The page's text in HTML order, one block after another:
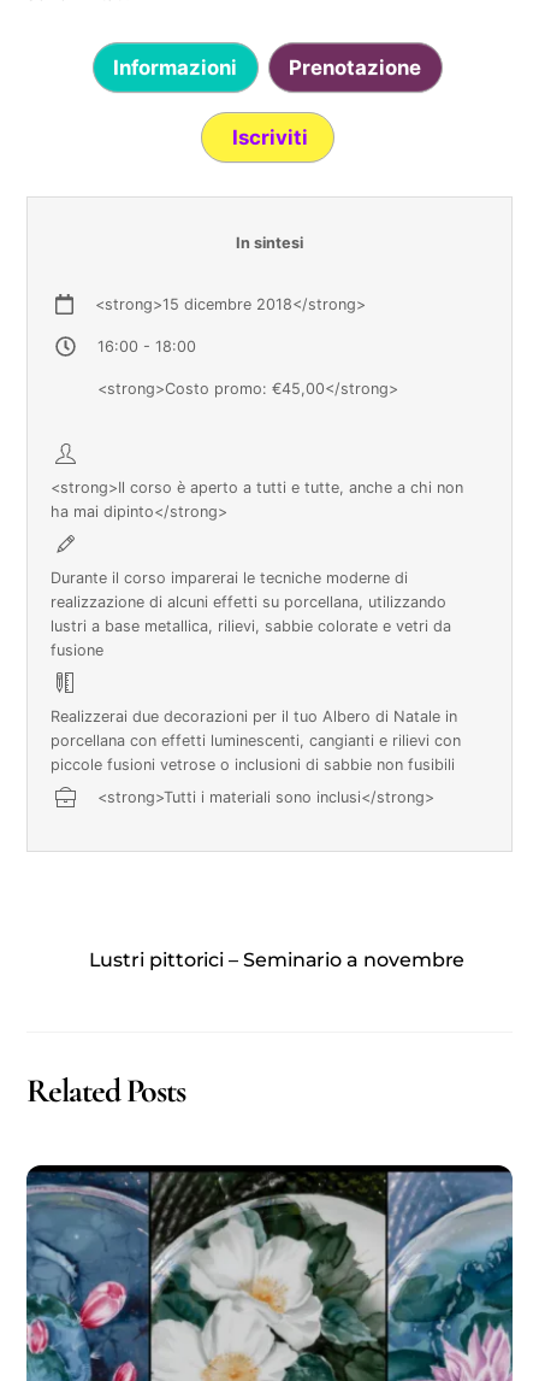
Informazioni Prenotazione
Iscriviti
In sintesi
<strong>15 dicembre 2018</strong>
16:00 - 18:00
<strong>Costo promo: €45,00</strong>
<strong>Il corso è aperto a tutti e tutte, anche a chi non
ha mai dipinto</strong>
Durante il corso imparerai le tecniche moderne di
realizzazione di alcuni effetti su porcellana, utilizzando
lustri a base metallica, rilievi, sabbie colorate e vetri da
fusione
Realizzerai due decorazioni per il tuo Albero di Natale in
porcellana con effetti luminescenti, cangianti e rilievi con
piccole fusioni vetrose o inclusioni di sabbie non fusibili
<strong>Tutti i materiali sono inclusi</strong>
Lustri pittorici – Seminario a novembre
Related Posts